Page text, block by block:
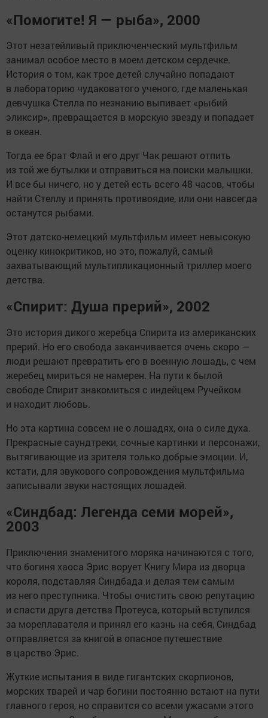
«Помогите! Я — рыба», 2000
Этот незатейливый приключенческий мультфильм
занимал особое место в моем детском сердечке.
История о том, как трое детей случайно попадают
в лабораторию чудаковатого ученого, где маленькая
девчушка Стелла по незнанию выпивает «рыбий
эликсир», превращается в морскую звезду и попадает
в океан.
Тогда ее брат Флай и его друг Чак решают отпить
из той же бутылки и отправиться на поиски малышки.
И все бы ничего, но у детей есть всего 48 часов, чтобы
найти Стеллу и принять противоядие, или они навсегда
останутся рыбами.
Этот датско-немецкий мультфильм имеет невысокую
оценку кинокритиков, но это, пожалуй, самый
захватывающий мультипликационный триллер моего
детства.
«Спирит: Душа прерий», 2002
Это история дикого жеребца Спирита из американских
прерий. Но его свобода заканчивается очень скоро —
люди решают превратить его в военную лошадь, с чем
жеребец мириться не намерен. На пути к былой
свободе Спирит знакомиться с индейцем Ручейком
и находит любовь.
Но эта картина совсем не о лошадях, она о силе духа.
Прекрасные саундтреки, сочные картинки и персонажи,
вытягивающие из зрителя только добрые эмоции. И,
кстати, для звукового сопровождения мультфильма
записывали звуки настоящих лошадей.
«Синдбад: Легенда семи морей»,
2003
Приключения знаменитого моряка начинаются с того,
что богиня хаоса Эрис ворует Книгу Мира из дворца
короля, подставляя Синдбада и делая тем самым
из него преступника. Чтобы очистить свою репутацию
и спасти друга детства Протеуса, который вступился
за мореплавателя и принял его казнь на себя, Синдбад
отправляется за книгой в опасное путешествие
в царство Эрис.
Жуткие испытания в виде гигантских скорпионов,
морских тварей и чар богини постоянно встают на пути
главного героя, но справится со всеми ужасами этого